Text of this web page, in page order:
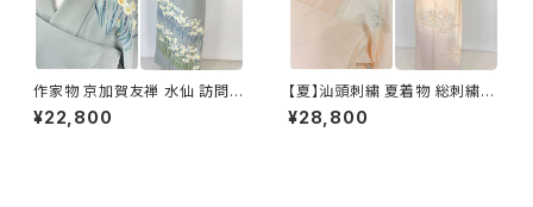
作家物 京加賀友禅 水仙 訪問着
正絹 袷 浅葱鼠 青緑 グレー 白
1157
¥22,800
【夏】汕頭刺繍 夏着物 総刺繍
絽 訪問着 正絹 オレンジ サーモ
ンピンク 水色 1243
¥28,800